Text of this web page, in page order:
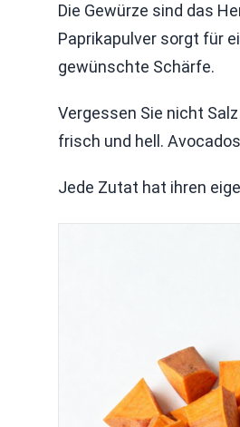
Die Gewürze sind das
Paprikapulver sorgt für
gewünschte Schärfe.
Vergessen Sie nicht
frisch und hell.
Jede Zutat hat ihren